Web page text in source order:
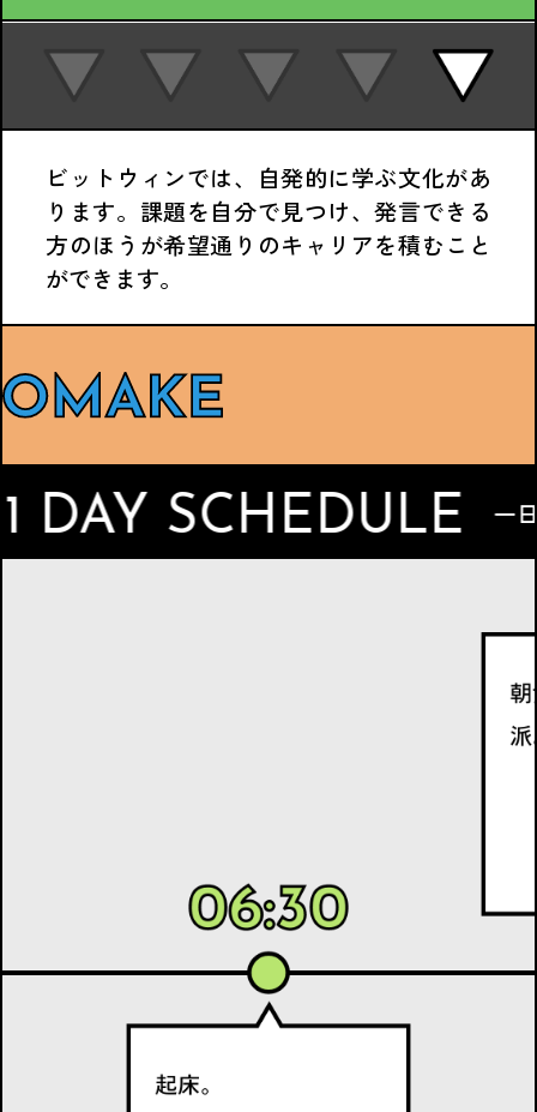
ビットウィンでは、自発的に学ぶ文化があ
ります。課題を自分で見つけ、発言できる
方のほうが希望通りのキャリアを積むこと
ができます。
SCHEDULE 一日のスケ